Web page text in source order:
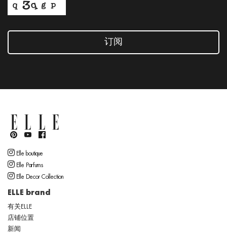
订阅
Elle boutique
Elle Parfums
Elle Decor Collection
ELLE brand
有关ELLE
店铺位置
新闻